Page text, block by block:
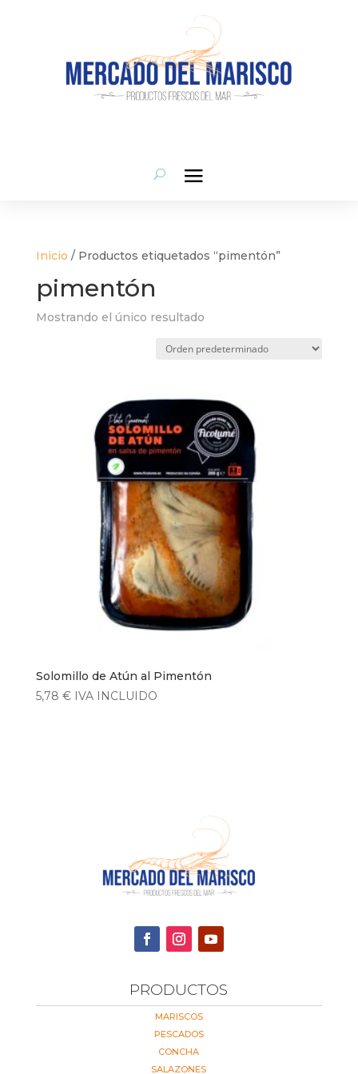
Inicio / Productos etiquetados “pimentón”
pimentón
Mostrando el único resultado
Solomillo de Atún al Pimentón
5,78 € IVA INCLUIDO
PRODUCTOS
MARISCOS
PESCADOS
CONCHA
SALAZONES